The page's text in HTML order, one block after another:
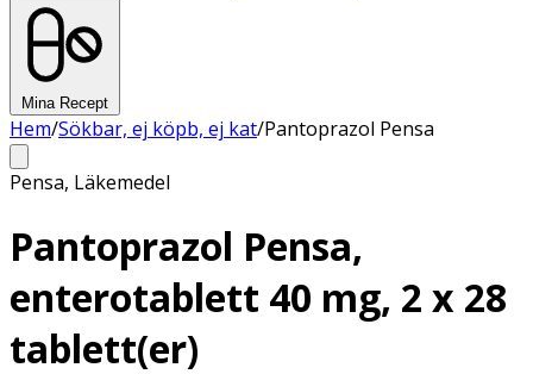
Mina Recept
Hem/Sökbar, ej köpb, ej kat/Pantoprazol Pensa
Pensa, Läkemedel
Pantoprazol Pensa,
enterotablett 40 mg, 2 x 28
tablett(er)